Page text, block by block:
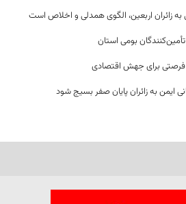
زائران اربعین، الگوی همدلی و اخلاص است
بومی استان
برای جهش اقتصادی
به زائران پایان صفر بسیج شود